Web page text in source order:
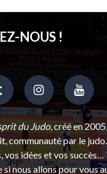
NOUS !
du Judo, créé en
communauté par le
idées et vos
nous allons pour vous